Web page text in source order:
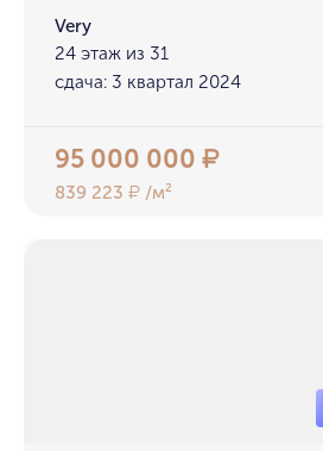
Very
24 этаж из 31
сдача: 3 квартал 2024
95 000 000₽
839 223₽ /м²